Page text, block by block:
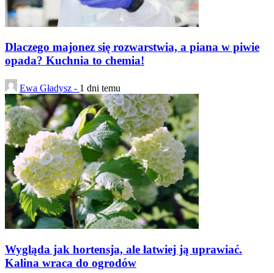
Dlaczego majonez się rozwarstwia, a piana w piwie
opada? Kuchnia to chemia!
Ewa Gładysz - 1 dni temu
Wygląda jak hortensja, ale łatwiej ją uprawiać.
Kalina wraca do ogrodów